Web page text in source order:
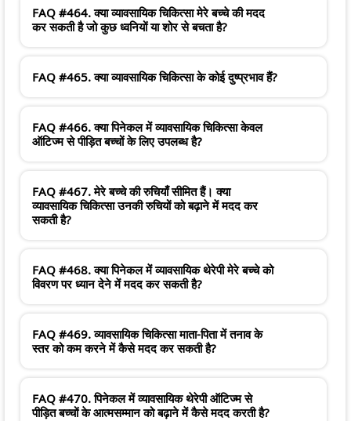
FAQ #464. क्या व्यावसायिक चिकित्सा मेरे बच्चे की मदद
कर सकती है जो कुछ ध्वनियों या शोर से बचता है?
FAQ #465. क्या व्यावसायिक चिकित्सा के कोई दुष्प्रभाव हैं?
FAQ #466. क्या पिनेकल में व्यावसायिक चिकित्सा केवल
ऑटिज्म से पीड़ित बच्चों के लिए उपलब्ध है?
FAQ #467. मेरे बच्चे की रुचियाँ सीमित हैं। क्या
व्यावसायिक चिकित्सा उनकी रुचियों को बढ़ाने में मदद कर
सकती है?
FAQ #468. क्या पिनेकल में व्यावसायिक थेरेपी मेरे बच्चे को
विवरण पर ध्यान देने में मदद कर सकती है?
FAQ #469. व्यावसायिक चिकित्सा माता-पिता में तनाव के
स्तर को कम करने में कैसे मदद कर सकती है?
FAQ #470. पिनेकल में व्यावसायिक थेरेपी ऑटिज्म से
पीड़ित बच्चों के आत्मसम्मान को बढ़ाने में कैसे मदद करती है?